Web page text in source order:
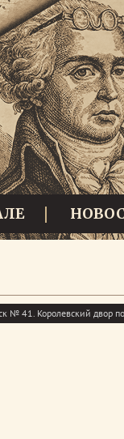
№ 41. Королевский двор